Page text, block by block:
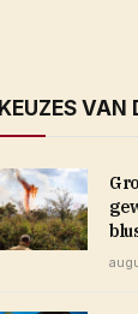
KEUZES VAN